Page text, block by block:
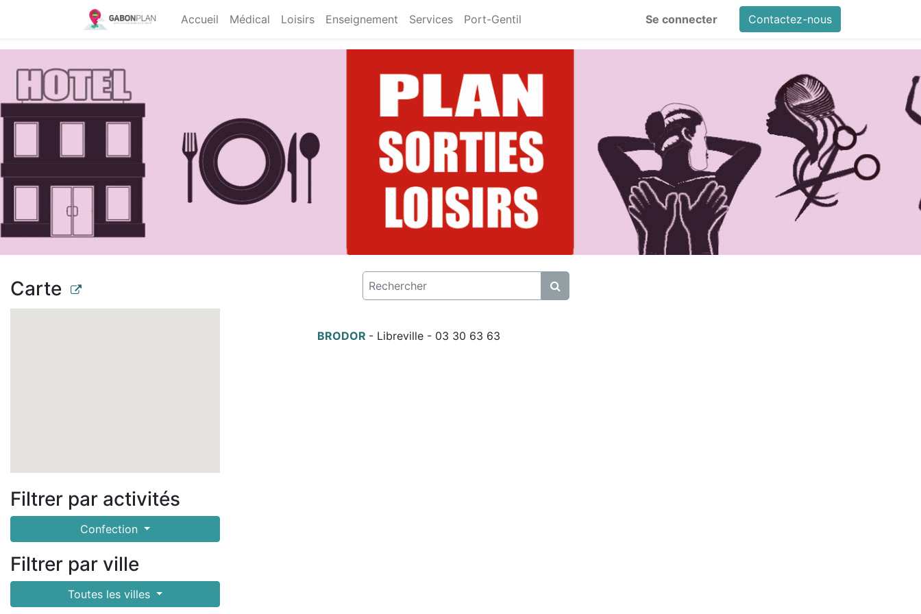
Accueil Médical Loisirs Enseignement Services Port-Gentil Se connecter Contactez-nous
Carte
Filtrer par activités
Confection
Filtrer par ville
Toutes les villes
BRODOR - Libreville - 03 30 63 63